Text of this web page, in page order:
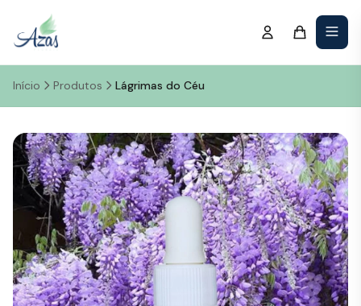
Início Produtos Lágrimas do Céu